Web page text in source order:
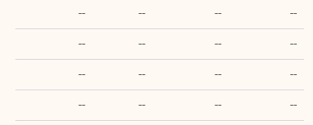
--
--
--
--
--
--
--
--
--
--
--
--
--
--
--
--